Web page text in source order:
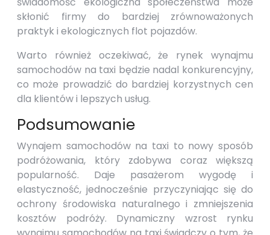
skłonić firmy do bardziej zrównoważonych
praktyk i ekologicznych flot pojazdów.
Warto również oczekiwać, że rynek wynajmu
samochodów na taxi będzie nadal konkurencyjny,
co może prowadzić do bardziej korzystnych cen
dla klientów i lepszych usług.
Podsumowanie
Wynajem samochodów na taxi to nowy sposób
podróżowania, który zdobywa coraz większą
popularność. Daje pasażerom wygodę i
elastyczność, jednocześnie przyczyniając się do
ochrony środowiska naturalnego i zmniejszenia
kosztów podróży. Dynamiczny wzrost rynku